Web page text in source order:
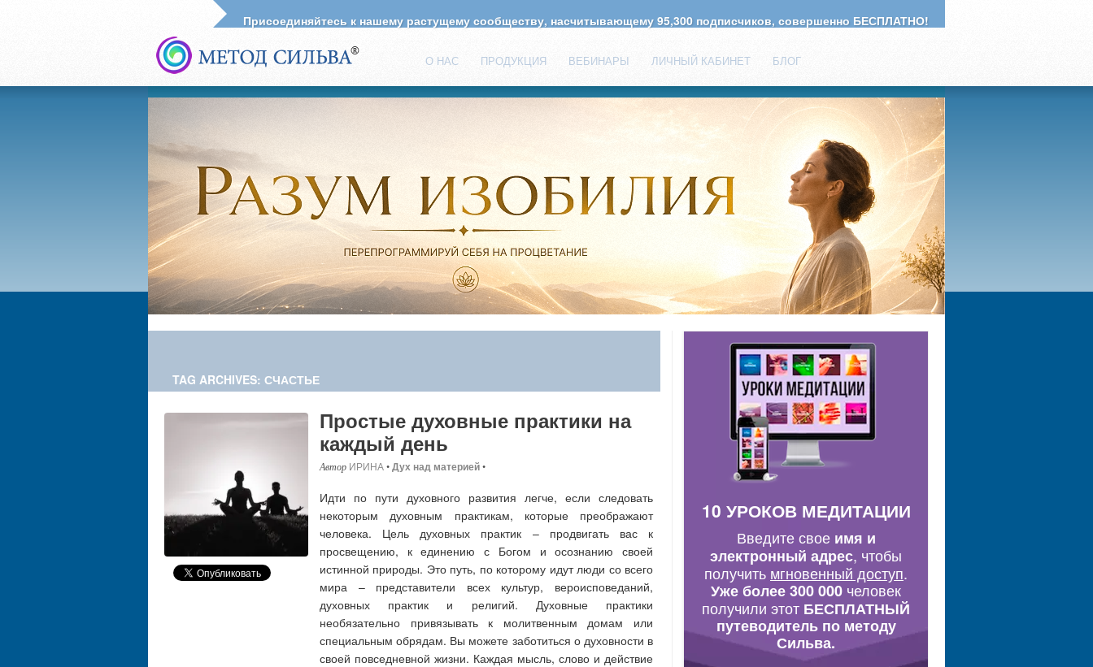
О НАС ПРОДУКЦИЯ ВЕБИНАРЫ ЛИЧНЫЙ КАБИНЕТ БЛОГ
Присоединяйтесь к нашему растущему сообществу, насчитывающему 95,300 подписчиков, совершенно БЕСПЛАТНО!
TAG ARCHIVES: СЧАСТЬЕ
Простые духовные практики на
каждый день
ИРИНА•Дух над материей•
Идти по пути духовного развития легче, если следовать
некоторым духовным практикам, которые преображают
человека. Цель духовных практик – продвигать вас к
просвещению, к единению с Богом и осознанию своей
истинной природы. Это путь, по которому идут люди со всего
мира – представители всех культур, вероисповеданий,
духовных практик и религий. Духовные практики
необязательно привязывать к молитвенным домам или
специальным обрядам. Вы можете заботиться о духовности в
своей повседневной жизни. Каждая мысль, слово и действие
10 УРОКОВ МЕДИТАЦИИ
Введите свое имя и
электронный адрес, чтобы
получить мгновенный доступ.
Уже более 300 000 человек
получили этот БЕСПЛАТНЫЙ
путеводитель по методу
Сильва.